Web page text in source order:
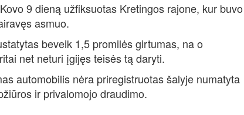
9 dieną užfiksuotas Kretingos rajone, kur buvo
asmuo.
beveik 1,5 promilės girtumas, na o
net neturi įgijęs teisės tą daryti.
automobilis nėra priregistruotas šalyje numatyta
ir privalomojo draudimo.